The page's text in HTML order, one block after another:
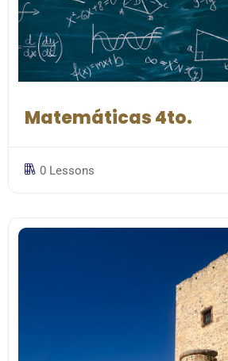
Matemáticas 4to.
0 Lessons